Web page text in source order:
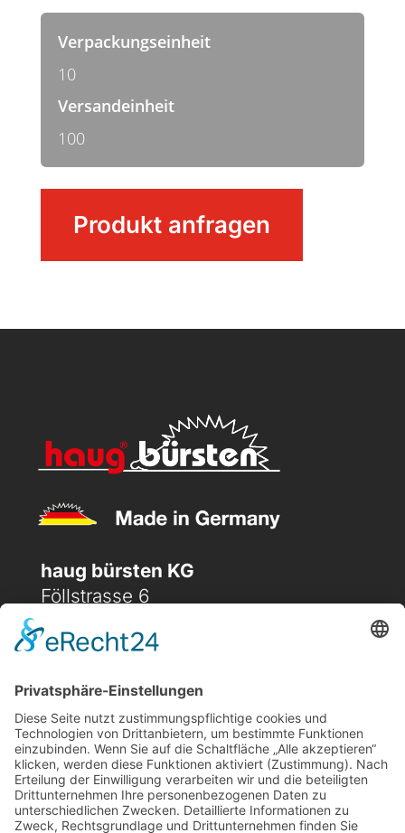
MengeProdukt anfragen
Verpackungseinheit
10
Versandeinheit
100
haug bürsten KG
Föllstrasse 6
 (+49) 08231 / 96 30 96
 office@haugbuersten.de
Weitere Seiten
Hygienesortiment